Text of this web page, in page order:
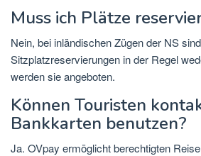
Muss ich Plätze
Nein, bei inländischen Zügen der NS sind
Sitzplatzreservierungen in der Regel
werden sie angeboten.
Können Touristen
Bankkarten benutzen?
Ja. OVpay ermöglicht berechtigten